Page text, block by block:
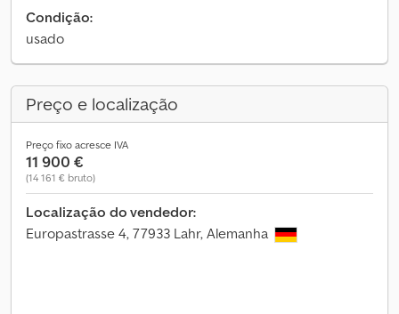
Condição:
usado
Preço e localização
Preço fixo acresce IVA
11 900 €
(14 161 € bruto)
Localização do vendedor:
Europastrasse 4, 77933 Lahr, Alemanha